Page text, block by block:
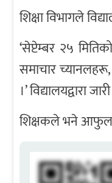
शिक्षा विभागले
‘सेप्टेम्बर २५
समाचार
।’ विद्यालयद्वारा
शिक्षकले भने